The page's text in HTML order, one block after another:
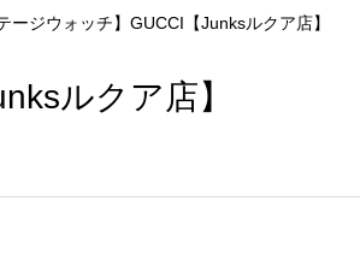
ージウォッチ】GUCCI【Junksルクア店】
ルクア店】